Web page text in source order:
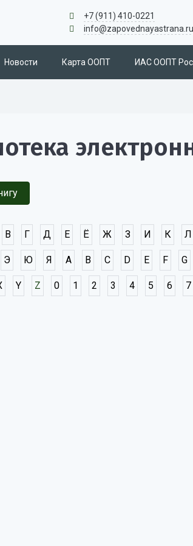
+7 (911) 410-0221
info@zapovednayastrana.ru
Новости Карта ООПТ ИАС ООПТ
В Г Д Е Ё Ж З И К Л
Э Ю Я A B C D E F G
Y Z 0 1 2 3 4 5 6 7